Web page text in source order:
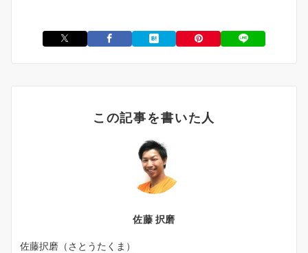
この記事を書いた人
佐藤 択磨
佐藤択磨（さとうたくま）